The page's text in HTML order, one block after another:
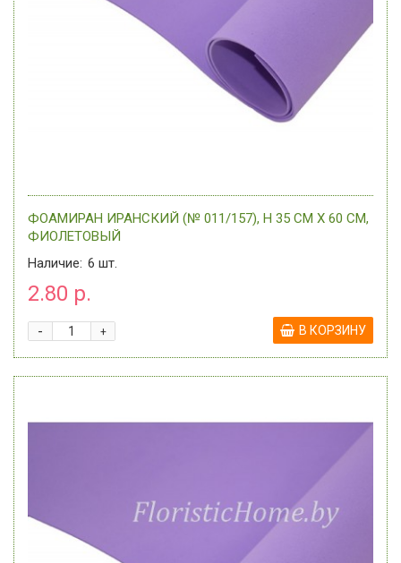
ФОАМИРАН ИРАНСКИЙ (№ 011/157), H 35 СМ Х 60 СМ,
ФИОЛЕТОВЫЙ
Наличие: 6 шт.
2.80 р.
+
- В КОРЗИНУ